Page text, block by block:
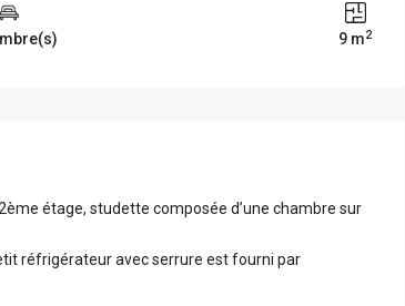
9 m2
étage, studette composée d’une chambre sur
réfrigérateur avec serrure est fourni par